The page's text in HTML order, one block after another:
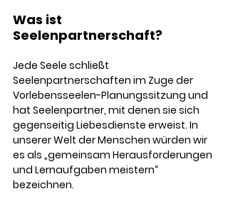
Was ist
Seelenpartnerschaft?
Jede Seele schließt
Seelenpartnerschaften im Zuge der
Vorlebensseelen-Planungssitzung und
hat Seelenpartner, mit denen sie sich
gegenseitig Liebesdienste erweist. In
unserer Welt der Menschen würden wir
es als „gemeinsam Herausforderungen
und Lernaufgaben meistern“
bezeichnen.